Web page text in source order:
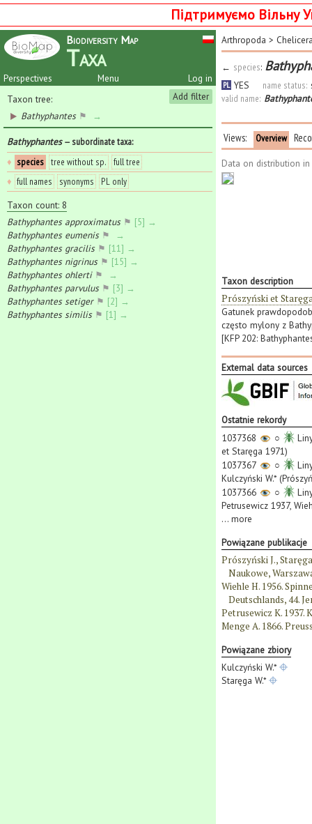
Підтримуємо Вільну
Biodiversity Map
Taxa
Perspectives Log in
Menu
Add filter
Taxon tree:
Bathyphantes⚑ →
Bathyphantes— subordinate taxa:
♦ species tree without sp.
full tree
♦ full names synonyms
PL only
Taxon count: 8
Bathyphantes approximatus⚑ [5] →
Bathyphantes eumenis⚑
→
Bathyphantes gracilis⚑ [11] →
Bathyphantes nigrinus⚑ [15] →
Bathyphantes ohlerti⚑
→
Bathyphantes parvulus⚑ [3] →
Bathyphantes setiger⚑ [2] →
Bathyphantes similis⚑ [1] →
Arthropoda >
← species:
PL YES name status:
valid name:
Views: Overview
Data on distribution
Taxon description
Prószyński et
Gatunek
często mylony z
[KFP 202:
External data sources
Ostatnie rekordy
1037368
○
et Staręga 1971)
1037367
○
Kulczyński W.*
1037366
○
Petrusewicz 1937,
... more
Powiązane publikacje
Prószyński J.,
Naukowe,
Wiehle H. 1956.
Deutschlands, 44.
Petrusewicz K. 1937.
Menge A. 1866.
Powiązane zbiory
Kulczyński W.*
Staręga W.*